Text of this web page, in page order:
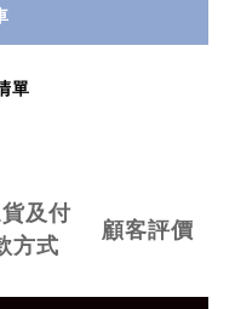
單
及付
方式
顧客評價